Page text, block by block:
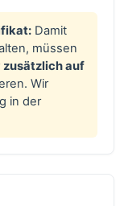
Damit
müssen
zusätzlich auf
Wir
in der